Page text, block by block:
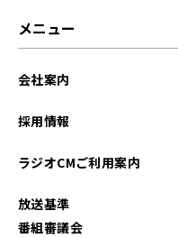
メニュー
会社案内
採用情報
ラジオCMご利用案内
放送基準
番組審議会